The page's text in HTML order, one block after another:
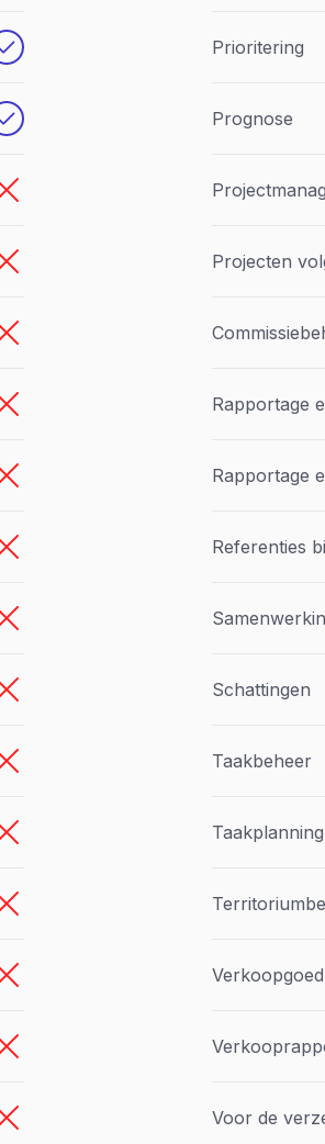
Prioritering
Prognose
Projecten
Rapportage
Rapportage
Referenties
Schattingen
Taakbeheer
Taakplanning
Voor de